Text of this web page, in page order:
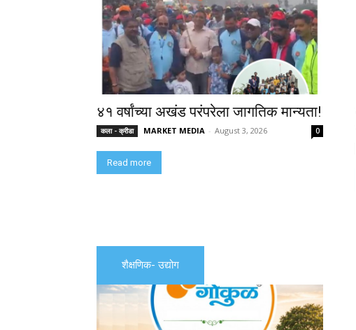
४१ वर्षांच्या अखंड परंपरेला जागतिक मान्यता!
कला - क्रीडा MARKET MEDIA - August 3, 2026 0
Read more
शैक्षणिक- उद्योग